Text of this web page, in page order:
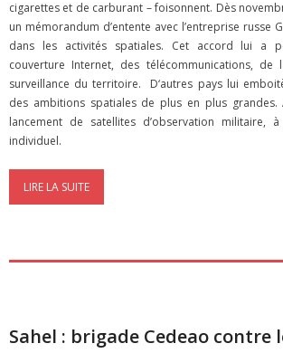
cigarettes et de carburant – foisonnent. Dès
un mémorandum d’entente avec l’entreprise russe
dans les activités spatiales. Cet accord lui a
couverture Internet, des télécommunications,
surveillance du territoire. D‘autres pays lui
des ambitions spatiales de plus en plus grandes.
lancement de satellites d’observation militaire,
individuel.
LIRE LA SUITE
Sahel : brigade Cedeao contre